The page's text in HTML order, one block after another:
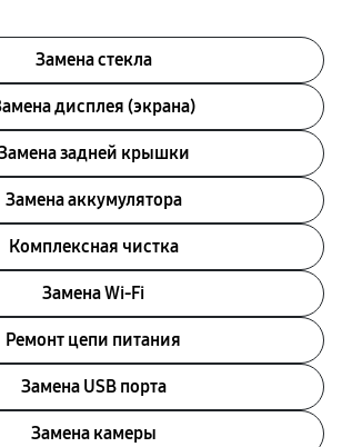
Замена стекла
дисплея (экрана)
задней крышки
Замена аккумулятора
Комплексная чистка
Замена Wi-Fi
Ремонт цепи питания
Замена USB порта
Замена камеры